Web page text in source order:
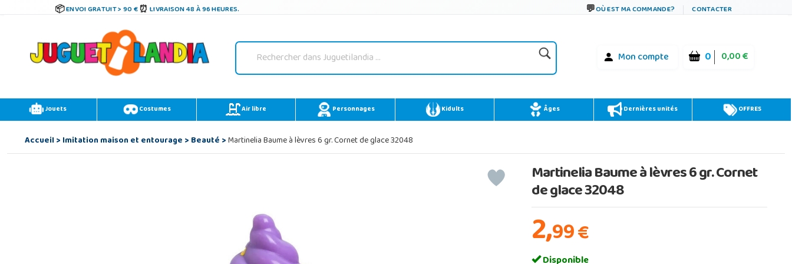
ENVOI GRATUIT > 90 € LIVRAISON 48 À 96 HEURES. OÙ EST MA COMMANDE? CONTACTER
Mon compte 0 0,00 €
Jouets Costumes Air libre Personnages Kidults Âges Dernières unités OFFRES
Accueil>Imitation maison et entourage>Beauté>Martinelia Baume à lèvres 6 gr. Cornet de glace 32048
Martinelia Baume à lèvres 6 gr. Cornet
de glace 32048
2,99€